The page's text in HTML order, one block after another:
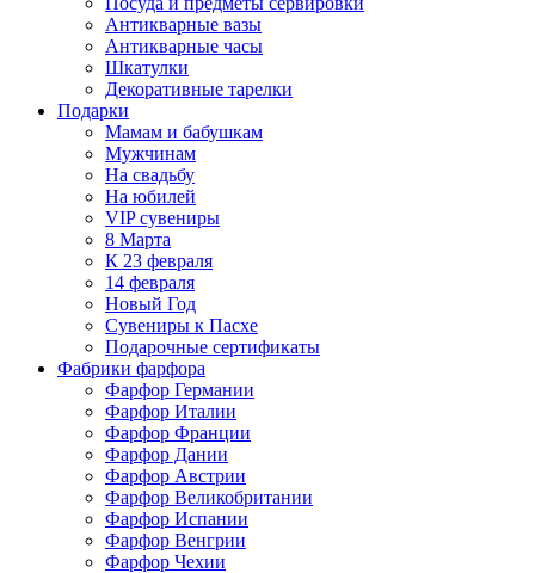
Антикварные вазы
Антикварные часы
Шкатулки
Декоративные тарелки
Подарки
Мамам и бабушкам
Мужчинам
На свадьбу
На юбилей
VIP сувениры
8 Марта
К 23 февраля
14 февраля
Новый Год
Сувениры к Пасхе
Подарочные сертификаты
Фабрики фарфора
Фарфор Германии
Фарфор Италии
Фарфор Франции
Фарфор Дании
Фарфор Австрии
Фарфор Великобритании
Фарфор Испании
Фарфор Венгрии
Фарфор Чехии